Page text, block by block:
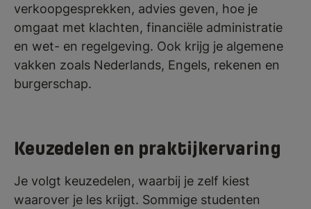
verkoopgesprekken, advies geven, hoe je
omgaat met klachten, financiële administratie
en wet- en regelgeving. Ook krijg je algemene
vakken zoals Nederlands, Engels, rekenen en
burgerschap.
Keuzedelen en praktijkervaring
Je volgt keuzedelen, waarbij je zelf kiest
waarover je les krijgt. Sommige studenten